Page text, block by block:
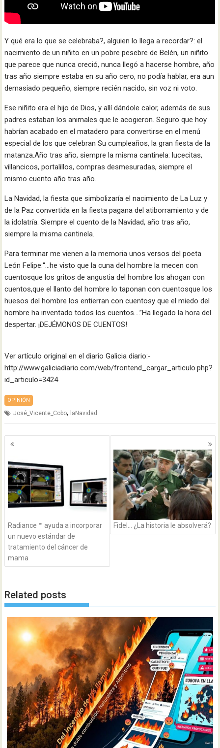
Y qué era lo que se celebraba?, alguien lo llega a recordar?: el
nacimiento de un niñito en un pobre pesebre de Belén, un niñito
que parece que nunca creció, nunca llegó a hacerse hombre, año
tras año siempre estaba en su año cero, no podía hablar, era aun
demasiado pequeño, siempre recién nacido, sin voz ni voto.
Ese niñito era el hijo de Dios, y allí dándole calor, además de sus
padres estaban los animales que le acogieron. Seguro que hoy
habrían acabado en el matadero para convertirse en el menú
especial de los que celebran Su cumpleaños, la gran fiesta de la
matanza.Año tras año, siempre la misma cantinela: lucecitas,
villancicos, portalillos, compras desmesuradas, siempre el
mismo cuento año tras año.
La Navidad, la fiesta que simbolizaría el nacimiento de La Luz y
de la Paz convertida en la fiesta pagana del atiborramiento y de
la idolatría. Siempre el cuento de la Navidad, año tras año,
siempre la misma cantinela.
Para terminar me vienen a la memoria unos versos del poeta
León Felipe:“…he visto que la cuna del hombre la mecen con
cuentosque los gritos de angustia del hombre los ahogan con
cuentos,que el llanto del hombre lo taponan con cuentosque los
huesos del hombre los entierran con cuentosy que el miedo del
hombre ha inventado todos los cuentos….”Ha llegado la hora del
despertar. ¡DEJÉMONOS DE CUENTOS!
Ver artículo original en el diario Galicia diario:-
http://www.galiciadiario.com/web/frontend_cargar_articulo.php?
id_articulo=3424
OPINIÓN
José_Vicente_Cobo, laNavidad
Navegación
entradas
Radiance ™ ayuda a incorporar
un nuevo estándar de
tratamiento del cáncer de
mama
Fidel… ¿La historia le absolverá?
Related posts